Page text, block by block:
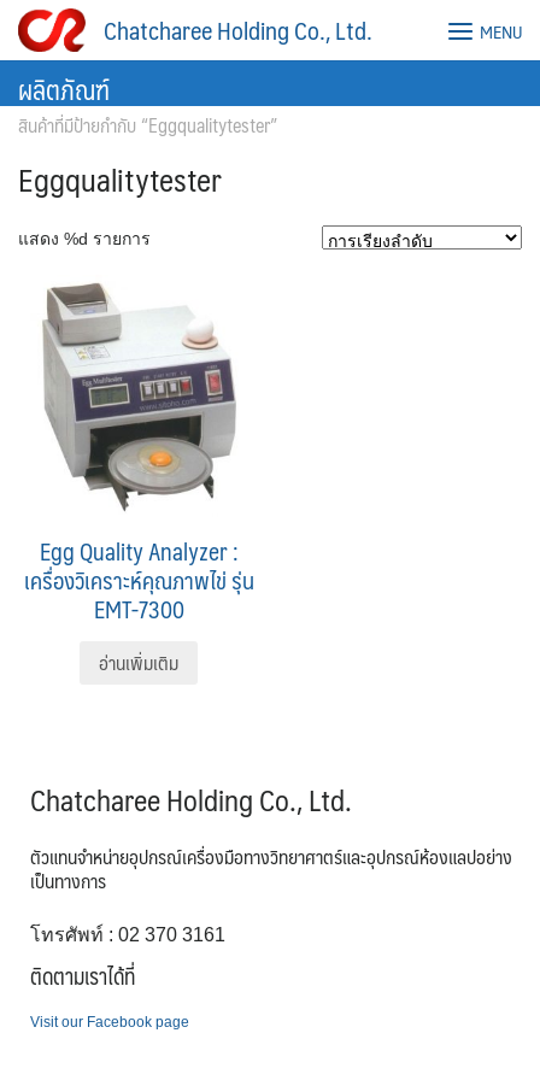
Skip
Chatcharee Holding Co., Ltd. MENU
ผลิตภัณฑ์
สินค้าที่มีป้ายกำกับ “Eggqualitytester”
Eggqualitytester
แสดง %d รายการ
Egg Quality Analyzer :
เครื่องวิเคราะห์คุณภาพไข่ รุ่น
EMT-7300
อ่านเพิ่มเติม
Chatcharee Holding Co., Ltd.
ตัวแทนจำหน่ายอุปกรณ์เครื่องมือทางวิทยาศาตร์และอุปกรณ์ห้องแลปอย่าง
เป็นทางการ
โทรศัพท์ : 02 370 3161
ติดตามเราได้ที่
Visit our Facebook page